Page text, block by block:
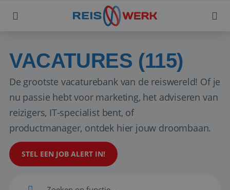
VACATURES (115)
De grootste vacaturebank van de reiswereld! Of je
nu passie hebt voor marketing, het adviseren van
reizigers, IT-specialist bent, of
productmanager, ontdek hier jouw droombaan.
STEL EEN JOB ALERT IN!